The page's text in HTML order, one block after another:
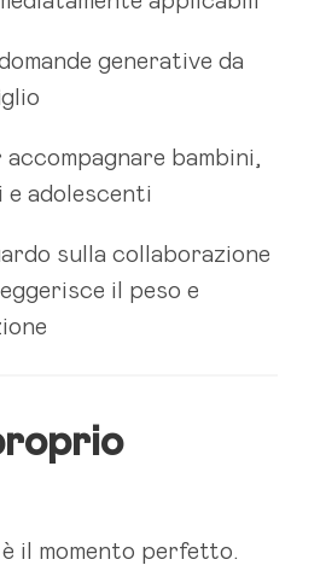
generative da
bambini,
adolescenti
sulla collaborazione
il peso e
è il momento perfetto.